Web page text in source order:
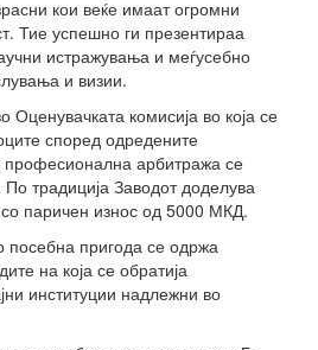
кои веќе имаат огромни
Тие успешно ги презентираа
истражувања и меѓусебно
и визии.
Оценувачката комисија во која се
според одредените
професионална арбитража се
традиција Заводот доделува
паричен износ од 5000 МКД.
пригода се одржа
на која се обратија
институции надлежни во